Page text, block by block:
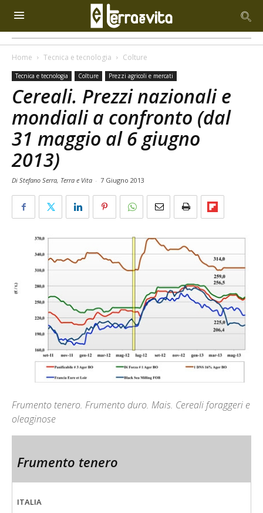
Home Tecnica e tecnologia Colture
Tecnica e tecnologia Colture Prezzi agricoli e mercati
Cereali. Prezzi nazionali e
mondiali a confronto (dal
31 maggio al 6 giugno
2013)
Di Stefano Serra, Terra e Vita - 7 Giugno 2013
Frumento tenero. Frumento duro. Mais. Cereali foraggeri e
oleaginose
Frumento tenero
ITALIA